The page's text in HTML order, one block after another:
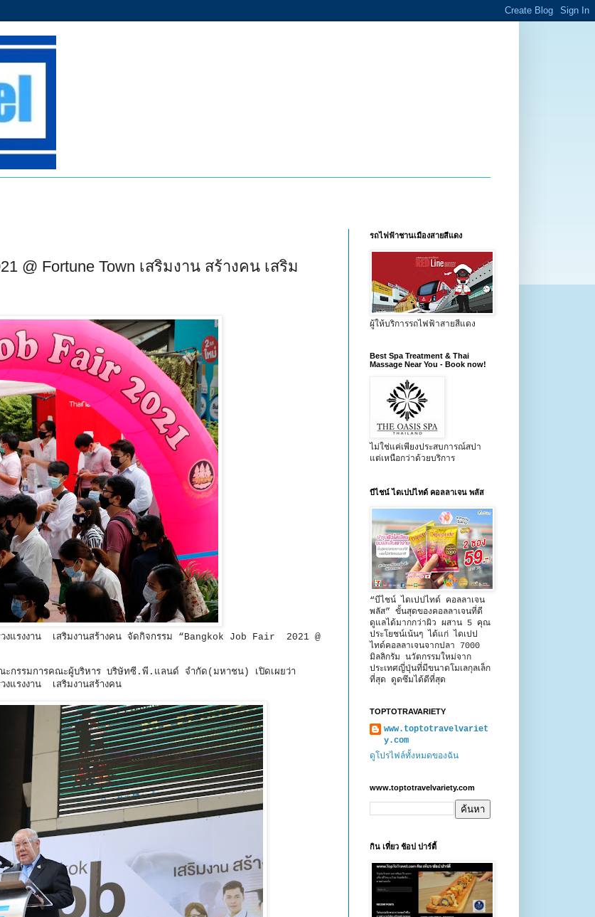
@ Fortune Town เสริมงาน สร้างคน เสริม
งแรงงาน เสริมงานสร้างคน จัดกิจกรรม “Bangkok Job Fair 2021 @
ะกรรมการคณะผู้บริหาร บริษัทซี.พี.แลนด์ จำกัด(มหาชน) เปิดเผยว่า
แรงงาน เสริมงานสร้างคน
รถไฟฟ้าชานเมืองสายสีแดง
ผู้ให้บริการรถไฟฟ้าสายสีแดง
Best Spa Treatment & Thai
Massage Near You - Book now!
ไม่ใช่แค่เพียงประสบการณ์สปา
แต่เหนือกว่าด้วยบริการ
บีไชน์ ไดเปปไทด์ คอลลาเจน พลัส
“บีไชน์ ไดเปปไทด์ คอลลาเจน
พลัส” ขั้นสุดของคอลลาเจนที่ดี
ดูแลได้มากกว่าผิว ผสาน 5 คุณ
ประโยชน์เน้นๆ ได้แก่ ไดเปป
ไทด์คอลลาเจนจากปลา 7000
มิลลิกรัม นวัตกรรมใหม่จาก
ประเทศญี่ปุ่นที่มีขนาดโมเลกุลเล็ก
ที่สุด ดูดซึมได้ดีที่สุด
TOPTOTRAVARIETY
www.toptotravelvariet
y.com
ดูโปรไฟล์ทั้งหมดของฉัน
www.toptotravelvariety.com
กิน เที่ยว ช้อป ปาร์ตี้